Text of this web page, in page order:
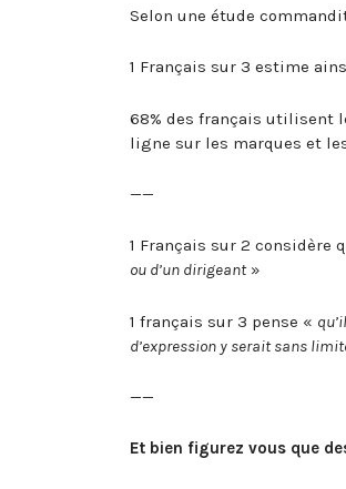
Selon une étude
1 Français sur 3 estime
68% des français utilisent
ligne sur les marques et
——
1 Français sur 2 considère
ou d’un dirigeant»
1 français sur 3 pense «
d’expression y serait sans
——
Et bien figurez vous que